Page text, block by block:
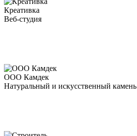
Креативка
Веб-студия
ООО Камдек
Натуральный и искусственный камень